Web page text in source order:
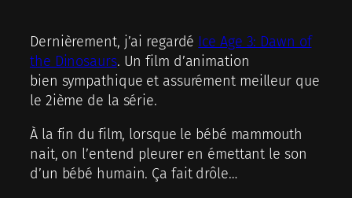
Dernièrement, j’ai regardé Ice Age 3: Dawn of
the Dinosaurs. Un film d’animation
bien sympathique et assurément meilleur que
le 2ième de la série.
À la fin du film, lorsque le bébé mammouth
nait, on l’entend pleurer en émettant le son
d’un bébé humain. Ça fait drôle…